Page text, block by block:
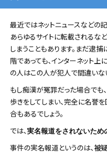
最近ではネットニュースなどの
あらゆるサイトに転載されるな
しまうこともあります。まだ逮
階であっても、インターネット上
の人はこの人が犯人で間違いな
もし痴漢が冤罪だった場合でも
歩きをしてしまい、完全に名誉
合もあるでしょう。
では、実名報道をされないため
事件の実名報道というのは、被